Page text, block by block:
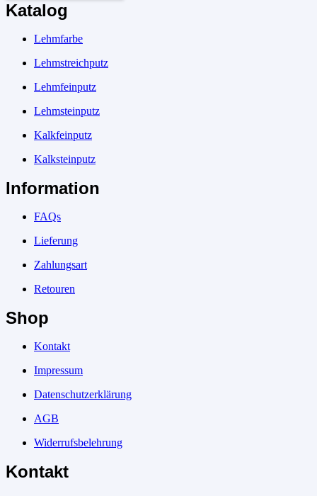
Katalog
Lehmfarbe
Lehmstreichputz
Lehmfeinputz
Lehmsteinputz
Kalkfeinputz
Kalksteinputz
Information
FAQs
Lieferung
Zahlungsart
Retouren
Shop
Kontakt
Impressum
Datenschutzerklärung
AGB
Widerrufsbelehrung
Kontakt